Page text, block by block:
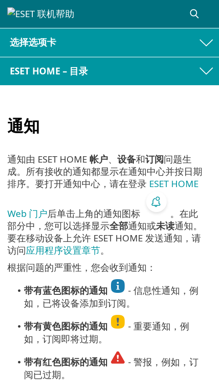
选择选项卡
ESET HOME – 目录
通知
通知由 ESET HOME 帐户、 设备和订阅问题生
成。所有接收的通知都显示在通知中心并按日期
排序。要打开通知中心，请在登录 ESET HOME
Web 门户后单击上角的通知图标
。在此
部分中，您可以选择显示全部通知或未读通知。
要在移动设备上允许 ESET HOME 发送通知，请
访问应用程序设置章节。
根据问题的严重性，您会收到通知：
• 带有蓝色图标的通知
- 信息性通知，例
如，已将设备添加到订阅。
• 带有黄色图标的通知
- 重要通知，例
如，订阅即将过期。
• 带有红色图标的通知
- 警报，例如，订
阅已过期。